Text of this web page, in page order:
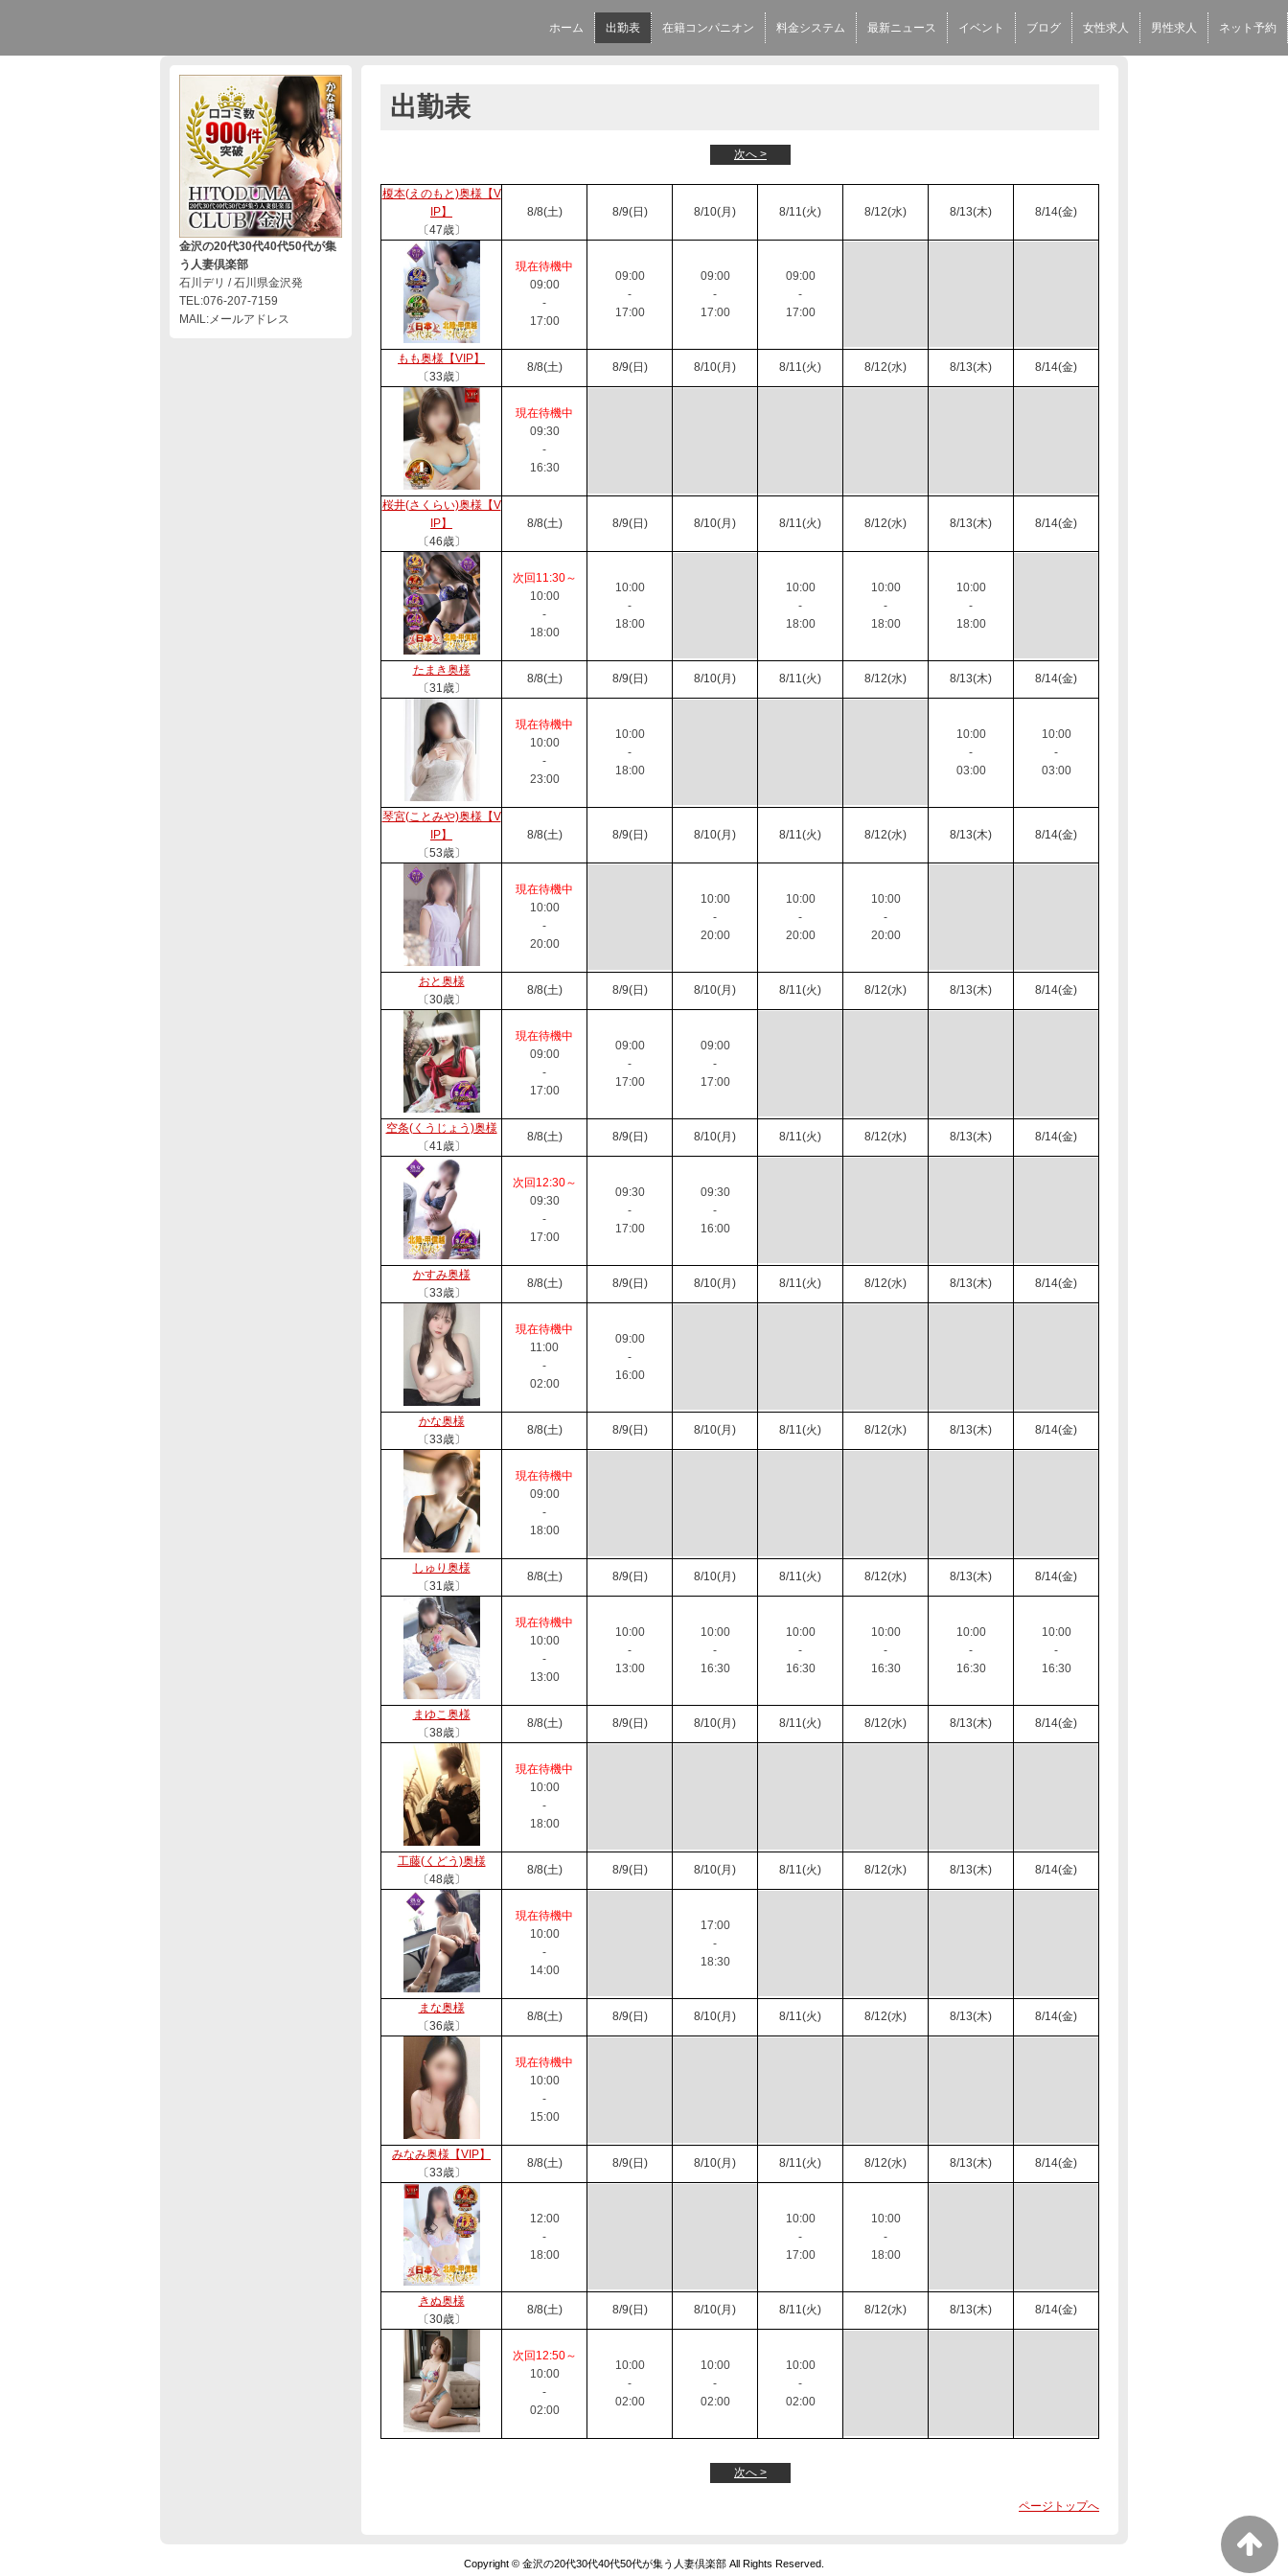
ホーム 出勤表 在籍コンパニオン 料金システム 最新ニュース イベント ブログ 女性求人 男性求人 ネット予約
金沢の20代30代40代50代が集
う人妻倶楽部
石川デリ / 石川県金沢発
TEL:076-207-7159
MAIL:メールアドレス
出勤表
次へ >
榎本(えのもと)奥様【V
IP】
〔47歳〕
8/8(土) 8/9(日) 8/10(月) 8/11(火) 8/12(水) 8/13(木) 8/14(金)
現在待機中
09:00
-
17:00
09:00
-
17:00
09:00
-
17:00
09:00
-
17:00
もも奥様【VIP】
〔33歳〕
8/8(土) 8/9(日) 8/10(月) 8/11(火) 8/12(水) 8/13(木) 8/14(金)
現在待機中
09:30
-
16:30
桜井(さくらい)奥様【V
IP】
〔46歳〕
8/8(土) 8/9(日) 8/10(月) 8/11(火) 8/12(水) 8/13(木) 8/14(金)
次回11:30～
10:00
-
18:00
10:00
-
18:00
10:00
-
18:00
10:00
-
18:00
10:00
-
18:00
たまき奥様
〔31歳〕
8/8(土) 8/9(日) 8/10(月) 8/11(火) 8/12(水) 8/13(木) 8/14(金)
現在待機中
10:00
-
23:00
10:00
-
18:00
10:00
-
03:00
10:00
-
03:00
琴宮(ことみや)奥様【V
IP】
〔53歳〕
8/8(土) 8/9(日) 8/10(月) 8/11(火) 8/12(水) 8/13(木) 8/14(金)
現在待機中
10:00
-
20:00
10:00
-
20:00
10:00
-
20:00
10:00
-
20:00
おと奥様
〔30歳〕
8/8(土) 8/9(日) 8/10(月) 8/11(火) 8/12(水) 8/13(木) 8/14(金)
現在待機中
09:00
-
17:00
09:00
-
17:00
09:00
-
17:00
空条(くうじょう)奥様
〔41歳〕
8/8(土) 8/9(日) 8/10(月) 8/11(火) 8/12(水) 8/13(木) 8/14(金)
次回12:30～
09:30
-
17:00
09:30
-
17:00
09:30
-
16:00
かすみ奥様
〔33歳〕
8/8(土) 8/9(日) 8/10(月) 8/11(火) 8/12(水) 8/13(木) 8/14(金)
現在待機中
11:00
-
02:00
09:00
-
16:00
かな奥様
〔33歳〕
8/8(土) 8/9(日) 8/10(月) 8/11(火) 8/12(水) 8/13(木) 8/14(金)
現在待機中
09:00
-
18:00
しゅり奥様
〔31歳〕
8/8(土) 8/9(日) 8/10(月) 8/11(火) 8/12(水) 8/13(木) 8/14(金)
現在待機中
10:00
-
13:00
10:00
-
13:00
10:00
-
16:30
10:00
-
16:30
10:00
-
16:30
10:00
-
16:30
10:00
-
16:30
まゆこ奥様
〔38歳〕
8/8(土) 8/9(日) 8/10(月) 8/11(火) 8/12(水) 8/13(木) 8/14(金)
現在待機中
10:00
-
18:00
工藤(くどう)奥様
〔48歳〕
8/8(土) 8/9(日) 8/10(月) 8/11(火) 8/12(水) 8/13(木) 8/14(金)
現在待機中
10:00
-
14:00
17:00
-
18:30
まな奥様
〔36歳〕
8/8(土) 8/9(日) 8/10(月) 8/11(火) 8/12(水) 8/13(木) 8/14(金)
現在待機中
10:00
-
15:00
みなみ奥様【VIP】
〔33歳〕
8/8(土) 8/9(日) 8/10(月) 8/11(火) 8/12(水) 8/13(木) 8/14(金)
12:00
-
18:00
10:00
-
17:00
10:00
-
18:00
きぬ奥様
〔30歳〕
8/8(土) 8/9(日) 8/10(月) 8/11(火) 8/12(水) 8/13(木) 8/14(金)
次回12:50～
10:00
-
02:00
10:00
-
02:00
10:00
-
02:00
10:00
-
02:00
次へ >
ページトップへ
Copyright © 金沢の20代30代40代50代が集う人妻倶楽部 All Rights Reserved.